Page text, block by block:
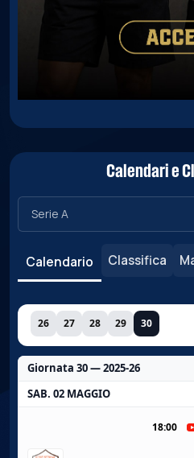
Calendari e
Calendario Classifica
26 27 28 29 30
Giornata 30 — 2025-26
SAB. 02 MAGGIO
18:00